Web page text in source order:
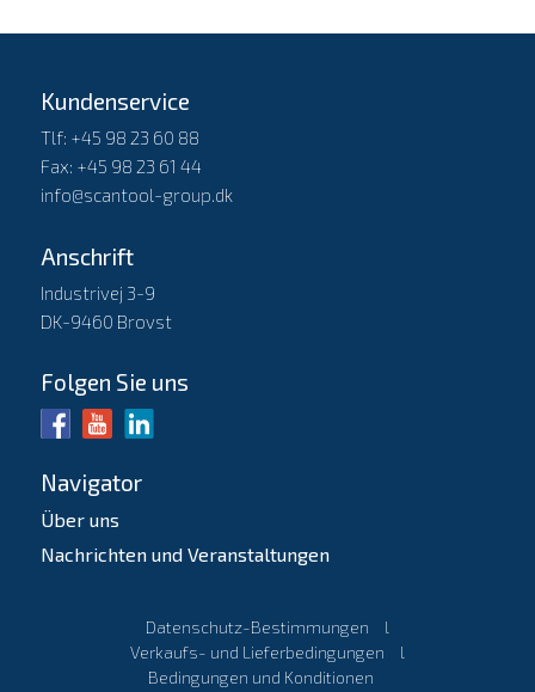
Kundenservice
Tlf: +45 98 23 60 88
Fax: +45 98 23 61 44
info@scantool-group.dk
Anschrift
Industrivej 3-9
DK-9460 Brovst
Folgen Sie uns
Navigator
Über uns
Nachrichten und Veranstaltungen
Datenschutz-Bestimmungen
l
Verkaufs- und Lieferbedingungen
l
Bedingungen und Konditionen